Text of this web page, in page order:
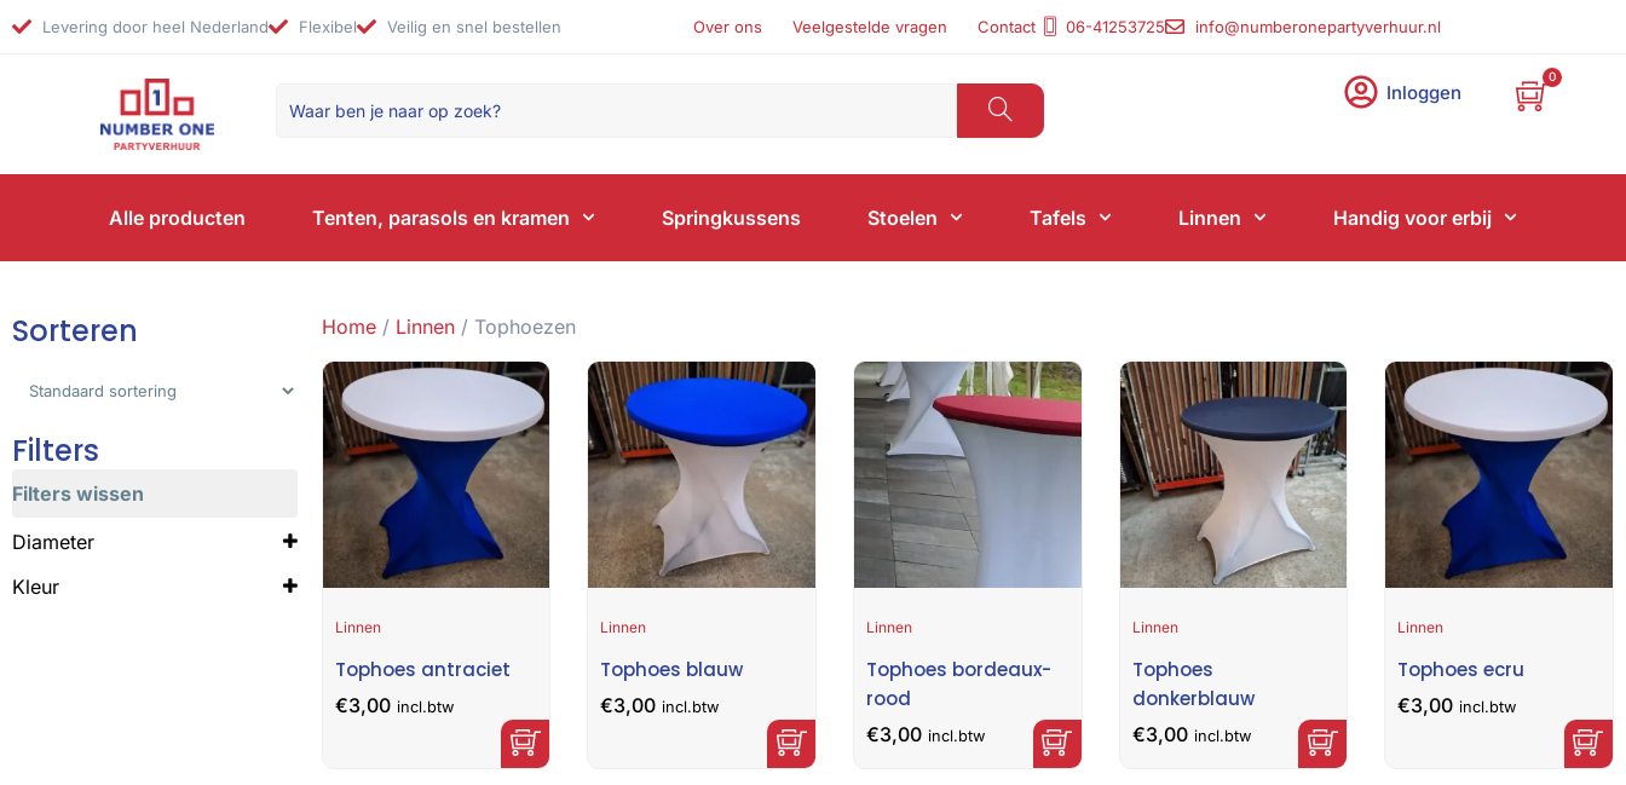
Levering door heel Nederland Flexibel Veilig en snel bestellen Over ons Veelgestelde vragen Contact 06-41253725 info@numberonepartyverhuur.nl
Inloggen
0
Alle producten Tenten, parasols en kramen Springkussens Stoelen Tafels Linnen Handig voor erbij
Sorteren
Filters
Filters wissen
Diameter
Kleur
Home/ Linnen/ Tophoezen
Linnen
Tophoes antraciet
€3,00 incl.btw
Linnen
Tophoes blauw
€3,00 incl.btw
Linnen
Tophoes bordeaux-
rood
€3,00 incl.btw
Linnen
Tophoes
donkerblauw
€3,00 incl.btw
Linnen
Tophoes ecru
€3,00 incl.btw